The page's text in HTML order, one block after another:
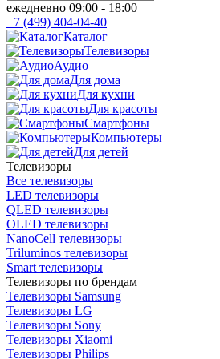
ежедневно 09:00 - 18:00
+7 (499) 404-04-40
Каталог
Телевизоры
Аудио
Для дома
Для кухни
Для красоты
Смартфоны
Компьютеры
Для детей
Телевизоры
Все телевизоры
LED телевизоры
QLED телевизоры
OLED телевизоры
NanoCell телевизоры
Triluminos телевизоры
Smart телевизоры
Телевизоры по брендам
Телевизоры Samsung
Телевизоры LG
Телевизоры Sony
Телевизоры Xiaomi
Телевизоры Philips